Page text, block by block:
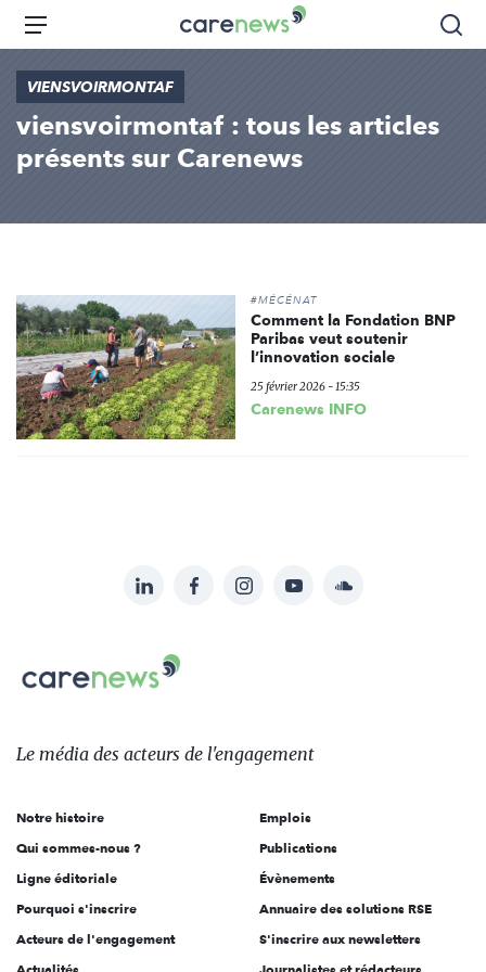
Aller
principal
Carenews,
Le
média
acteurs
de
l'engagement
Menu
VIENSVOIRMONTAF
viensvoirmontaf : tous les articles
présents sur Carenews
#MÉCÉNAT
Comment la Fondation BNP
Paribas veut soutenir
l’innovation sociale
25 février 2026 - 15:35
Carenews INFO
sur:
LinkedInFacebookInstagramYouTubeSoundcloud
Carenews,
Le
des
l'engagement
Le média des acteurs de l'engagement
Notre histoire
Qui sommes-nous ?
Ligne éditoriale
Pourquoi s'inscrire
Acteurs de l'engagement
Emplois
Publications
Évènements
Annuaire des solutions RSE
S'inscrire aux newsletters